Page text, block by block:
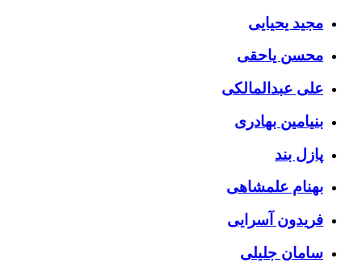
مجید یحیایی
محسن یاحقی
علی عبدالمالکی
بنیامین بهادری
پازل بند
بهنام علمشاهی
فریدون آسرایی
سامان جلیلی